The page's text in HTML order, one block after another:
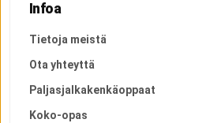
Infoa
Tietoja meistä
Ota yhteyttä
Paljasjalkakenkäoppaat
Koko-opas